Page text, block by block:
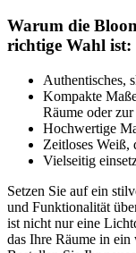
Warum die
richtige Wahl ist:
Authentisches,
Kompakte
Räume oder
Hochwertige
Zeitloses Weiß,
Vielseitig
Setzen Sie auf ein
und Funktionalität
ist nicht nur eine
das Ihre Räume in ein